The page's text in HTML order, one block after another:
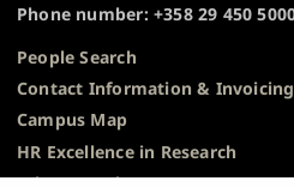
Phone number: +358 29 450
People Search
Contact Information &
Campus Map
HR Excellence in Research